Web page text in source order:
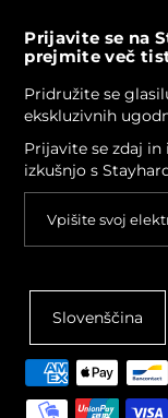
Prijavite se na
prejmite več
Pridružite se
ekskluzivnih
Prijavite se zdaj
izkušnjo s
Slovenščina